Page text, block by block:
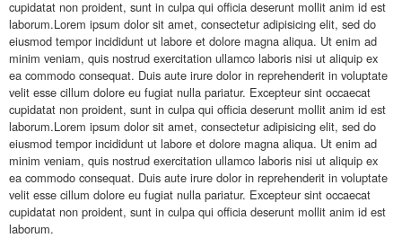
cupidatat non proident, sunt in culpa qui officia deserunt mollit anim id est
laborum.Lorem ipsum dolor sit amet, consectetur adipisicing elit, sed do
eiusmod tempor incididunt ut labore et dolore magna aliqua. Ut enim ad
minim veniam, quis nostrud exercitation ullamco laboris nisi ut aliquip ex
ea commodo consequat. Duis aute irure dolor in reprehenderit in voluptate
velit esse cillum dolore eu fugiat nulla pariatur. Excepteur sint occaecat
cupidatat non proident, sunt in culpa qui officia deserunt mollit anim id est
laborum.Lorem ipsum dolor sit amet, consectetur adipisicing elit, sed do
eiusmod tempor incididunt ut labore et dolore magna aliqua. Ut enim ad
minim veniam, quis nostrud exercitation ullamco laboris nisi ut aliquip ex
ea commodo consequat. Duis aute irure dolor in reprehenderit in voluptate
velit esse cillum dolore eu fugiat nulla pariatur. Excepteur sint occaecat
cupidatat non proident, sunt in culpa qui officia deserunt mollit anim id est
laborum.